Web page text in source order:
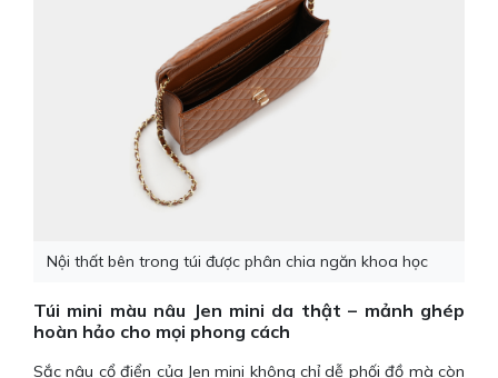
Nội thất bên trong túi được phân chia ngăn khoa học
Túi mini màu nâu Jen mini da thật – mảnh ghép
hoàn hảo cho mọi phong cách
Sắc nâu cổ điển của Jen mini không chỉ dễ phối đồ mà còn